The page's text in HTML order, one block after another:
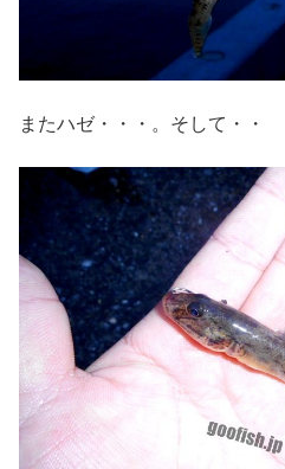
またハゼ・・・。そして・・